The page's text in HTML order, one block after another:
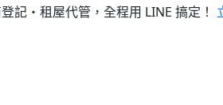
記・租屋代管，全程用 LINE 搞定！